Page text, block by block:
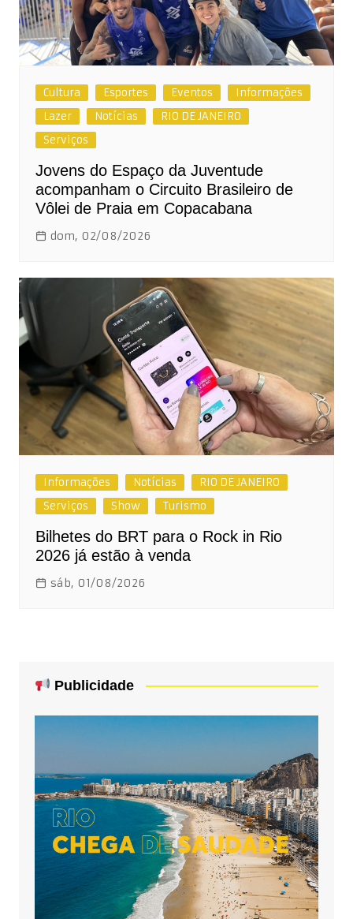
Cultura Esportes Eventos
Informações
Lazer
Notícias
RIO DE JANEIRO
Serviços
Jovens do Espaço da Juventude
acompanham o Circuito Brasileiro de
Vôlei de Praia em Copacabana
dom, 02/08/2026
Informações Notícias
RIO DE JANEIRO
Serviços
Show Turismo
Bilhetes do BRT para o Rock in Rio
2026 já estão à venda
sáb, 01/08/2026
Publicidade